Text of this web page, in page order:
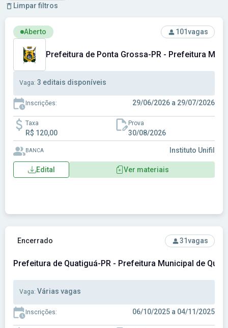
Limpar filtros
Ver concurso: Prefeitura de Ponta Grossa-PR - Prefeitura
Aberto 101vagas
Prefeitura de Ponta Grossa-PR - Prefeitura
Vaga: 3 editais disponíveis
Inscrições: 29/06/2026 a 29/07/2026
Taxa
R$ 120,00
Prova
30/08/2026
BANCA Instituto Unifil
Edital Ver materiais
Ver concurso: Prefeitura de Quatiguá-PR - Prefeitura
Encerrado 31vagas
Prefeitura de Quatiguá-PR - Prefeitura Municipal de
Vaga: Várias vagas
Inscrições: 06/10/2025 a 04/11/2025